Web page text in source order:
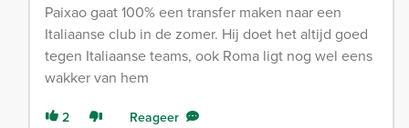
Paixao gaat 100% een transfer maken naar een
Italiaanse club in de zomer. Hij doet het altijd goed
tegen Italiaanse teams, ook Roma ligt nog wel eens
wakker van hem
2 Reageer